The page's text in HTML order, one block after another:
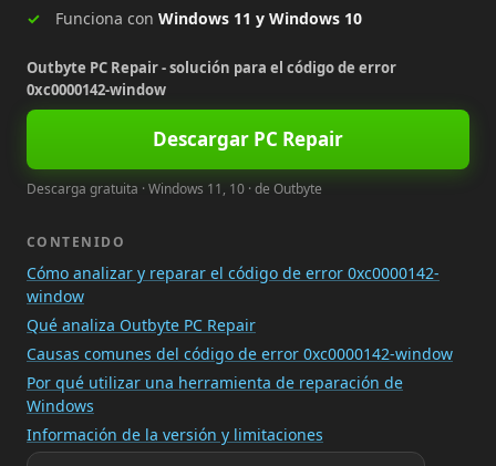
Funciona con Windows 11 y Windows 10
Outbyte PC Repair - solución para el código de error
0xc0000142-window
Descargar PC Repair
Descarga gratuita · Windows 11, 10 · de Outbyte
CONTENIDO
Cómo analizar y reparar el código de error 0xc0000142-
window
Qué analiza Outbyte PC Repair
Causas comunes del código de error 0xc0000142-window
Por qué utilizar una herramienta de reparación de
Windows
Información de la versión y limitaciones